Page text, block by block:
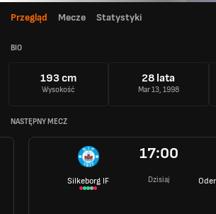
Przegląd Mecze Statystyki
BIO
193 cm
Wysokość
28 lata
Mar 13, 1998
NASTĘPNY MECZ
Silkeborg IF
17:00
Dzisiaj